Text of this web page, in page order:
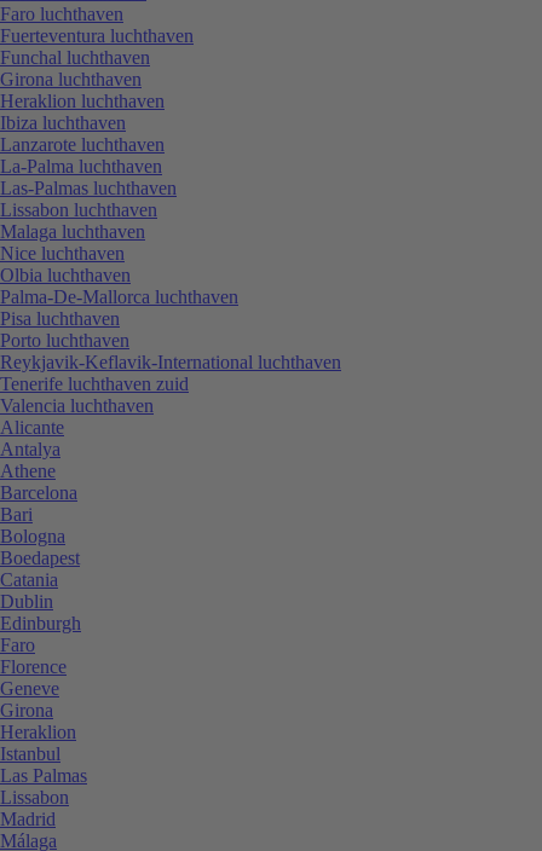
Faro luchthaven
Fuerteventura luchthaven
Funchal luchthaven
Girona luchthaven
Heraklion luchthaven
Ibiza luchthaven
Lanzarote luchthaven
La-Palma luchthaven
Las-Palmas luchthaven
Lissabon luchthaven
Malaga luchthaven
Nice luchthaven
Olbia luchthaven
Palma-De-Mallorca luchthaven
Pisa luchthaven
Porto luchthaven
Reykjavik-Keflavik-International luchthaven
Tenerife luchthaven zuid
Valencia luchthaven
Alicante
Antalya
Athene
Barcelona
Bari
Bologna
Boedapest
Catania
Dublin
Edinburgh
Faro
Florence
Geneve
Girona
Heraklion
Istanbul
Las Palmas
Lissabon
Madrid
Málaga